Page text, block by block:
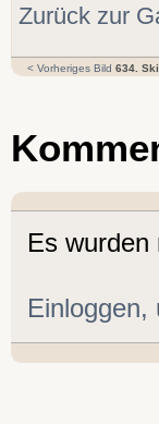
Zurück zur
< Vorheriges Bild 634.
Es wurden
Einloggen,